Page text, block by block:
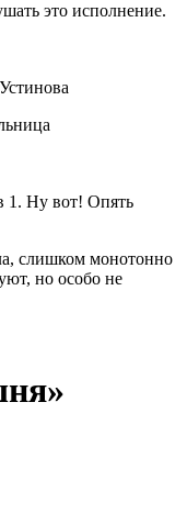
это исполнение.
1. Ну вот! Опять
слишком монотонно
но особо не